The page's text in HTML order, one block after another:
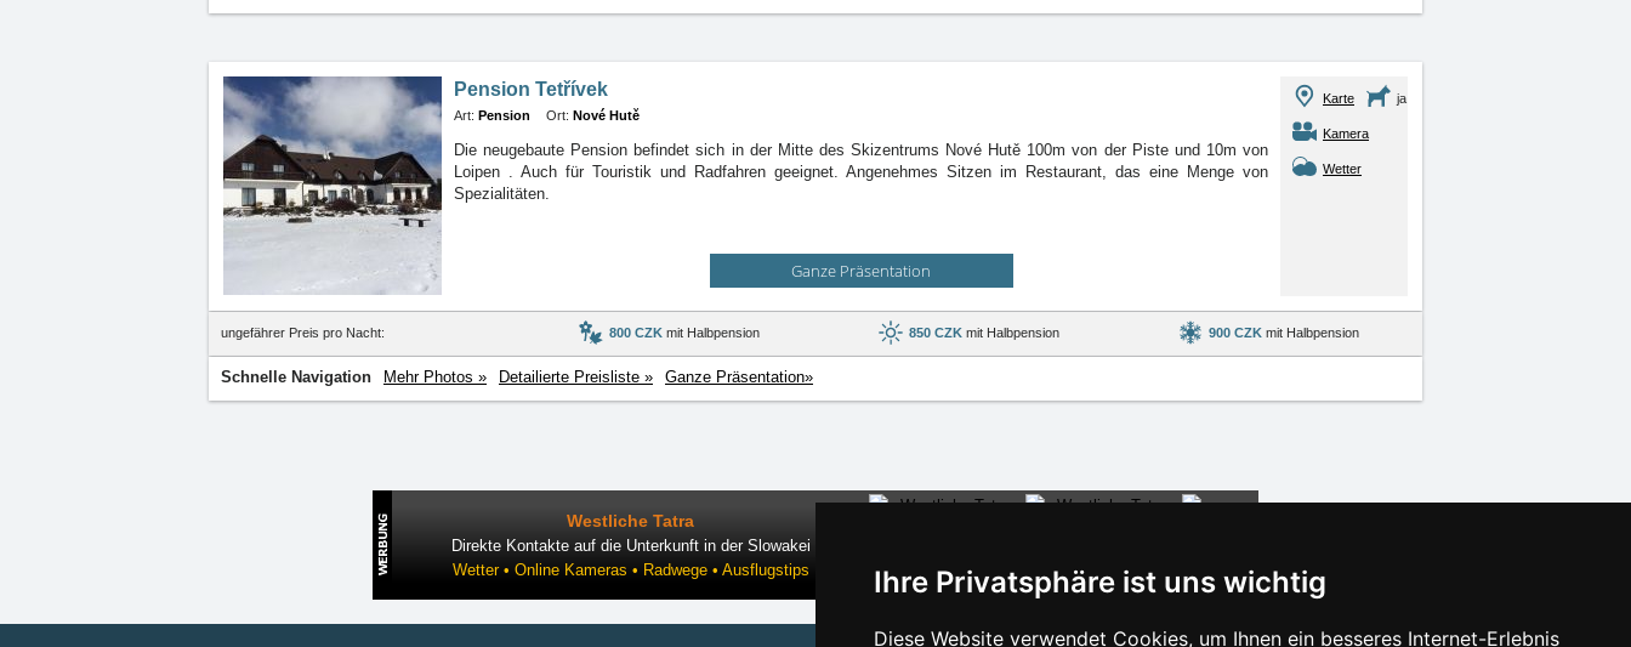
Ihre Privatsphäre ist uns wichtig
Diese Website verwendet Cookies, um Ihnen ein besseres Internet-Erlebnis
Pension Tetřívek
Art: Pension Ort: Nové Hutě
Die neugebaute Pension befindet sich in der Mitte des Skizentrums Nové Hutě 100m von der Piste und 10m von
Loipen . Auch für Touristik und Radfahren geeignet. Angenehmes Sitzen im Restaurant, das eine Menge von
Spezialitäten.
Ganze Präsentation
Karte ja
Kamera
Wetter
ungefährer Preis pro Nacht: 800 CZK mit Halbpension 850 CZK mit Halbpension 900 CZK mit Halbpension
Schnelle Navigation Mehr Photos » Detailierte Preisliste » Ganze Präsentation»
Westliche Tatra
Direkte Kontakte auf die Unterkunft in der Slowakei
Wetter • Online Kameras • Radwege • Ausflugstips